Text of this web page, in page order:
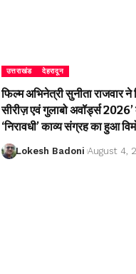
उत्तराखंड देहरादून
फिल्म अभिनेत्री सुनीता राजवार
सीरीज़ एवं गुलाबो अवॉर्ड्स
‘निरावधी’ काव्य संग्रह का हुआ
Lokesh Badoni August 4,